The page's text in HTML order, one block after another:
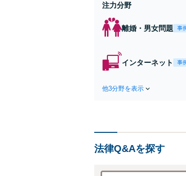
注力分野
離婚・男女問題 事
インターネット 事
他3分野を表示
法律Q&Aを探す